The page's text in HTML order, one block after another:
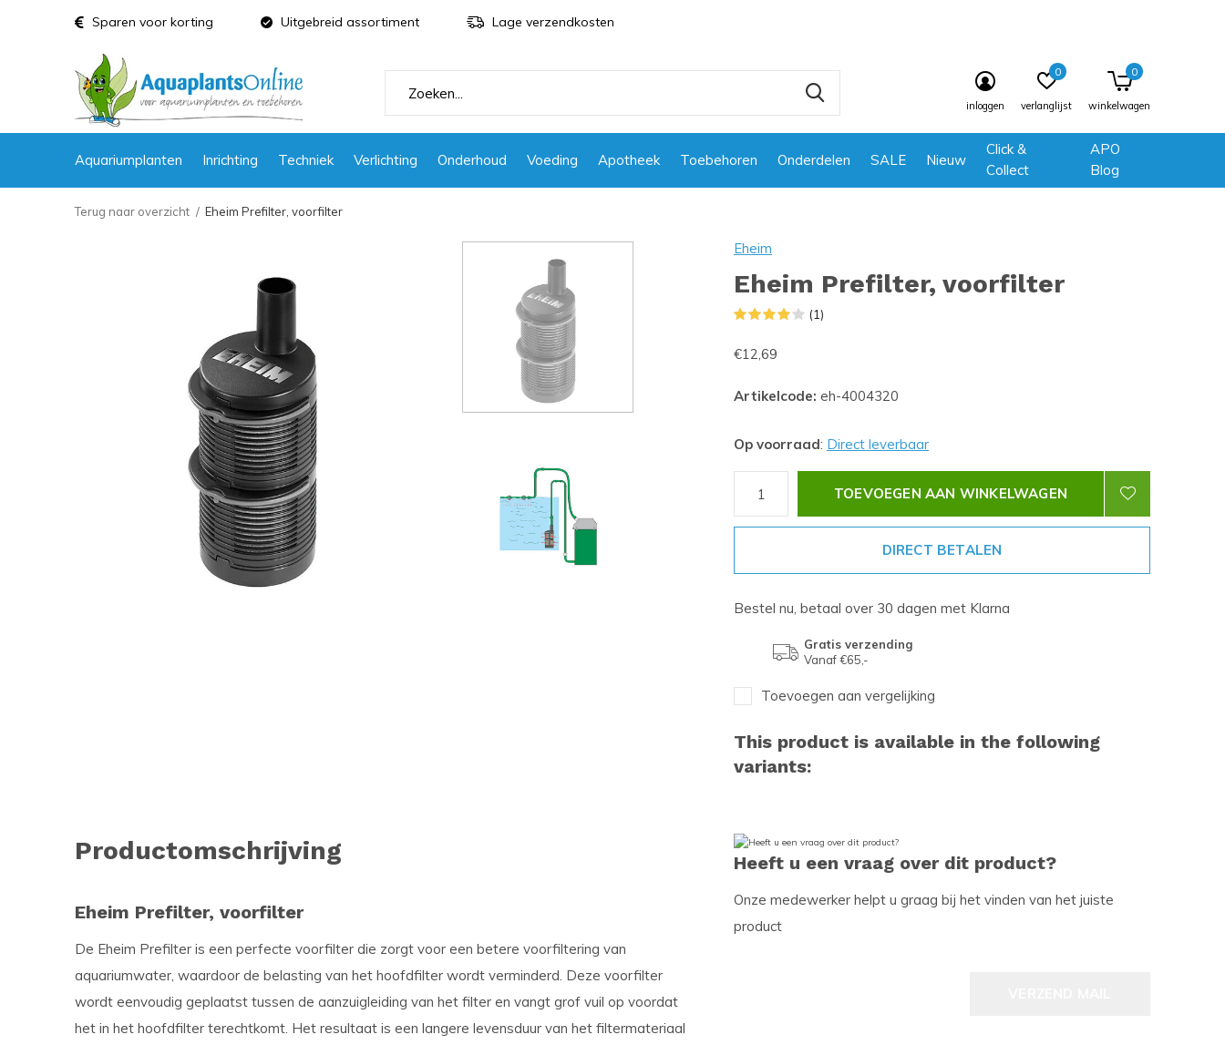
Aquariumplanten Inrichting Techniek Verlichting Onderhoud Voeding Apotheek Toebehoren Onderdelen SALE Nieuw
Click &
Collect
APO
Blog
inloggen verlanglijst
0
winkelwagen
0
Sparen voor korting Uitgebreid assortiment Lage verzendkosten
Terug naar overzicht Eheim Prefilter, voorfilter
Eheim
Eheim Prefilter, voorfilter
(1)
€12,69
Artikelcode: eh-4004320
Op voorraad: Direct leverbaar
TOEVOEGEN AAN WINKELWAGEN
DIRECT BETALEN
Bestel nu, betaal over 30 dagen met Klarna
Gratis verzending
Vanaf €65,-
Toevoegen aan vergelijking
This product is available in the following
variants:
Productomschrijving
Eheim Prefilter, voorfilter
De Eheim Prefilter is een perfecte voorfilter die zorgt voor een betere voorfiltering van
aquariumwater, waardoor de belasting van het hoofdfilter wordt verminderd. Deze voorfilter
wordt eenvoudig geplaatst tussen de aanzuigleiding van het filter en vangt grof vuil op voordat
het in het hoofdfilter terechtkomt. Het resultaat is een langere levensduur van het filtermateriaal
Heeft u een vraag over dit product?
Onze medewerker helpt u graag bij het vinden van het juiste
product